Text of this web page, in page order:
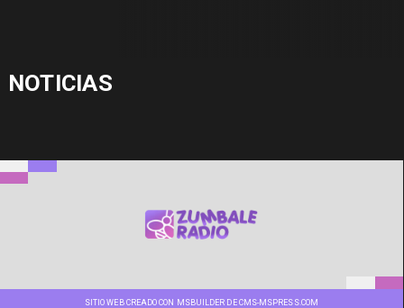
NOTICIAS
SITIO WEB CREADO CON MSBUILDER DE CMS-MSPRESS.COM